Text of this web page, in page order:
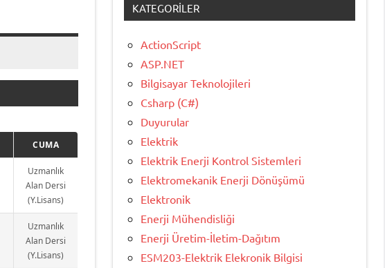
CUMA
Uzmanlık
Alan Dersi
(Y.Lisans)
Uzmanlık
Alan Dersi
(Y.Lisans)
KATEGORILER
ActionScript
ASP.NET
Bilgisayar Teknolojileri
Csharp (C#)
Duyurular
Elektrik
Elektrik Enerji Kontrol Sistemleri
Elektromekanik Enerji Dönüşümü
Elektronik
Enerji Mühendisliği
Enerji Üretim-İletim-Dağıtım
ESM203-Elektrik Elekronik Bilgisi